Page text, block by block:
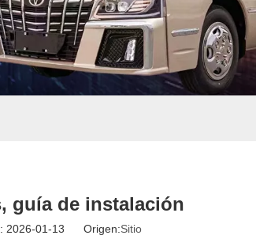
guía de instalación
2026-01-13 Origen:Sitio